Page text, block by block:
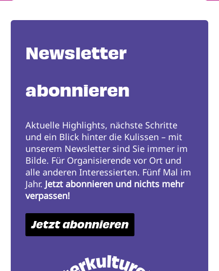
Newsletter
abonnieren
Aktuelle Highlights, nächste Schritte
und ein Blick hinter die Kulissen – mit
unserem Newsletter sind Sie immer im
Bilde. Für Organisierende vor Ort und
alle anderen Interessierten. Fünf Mal im
Jahr. Jetzt abonnieren und nichts mehr
verpassen!
Jetzt abonnieren